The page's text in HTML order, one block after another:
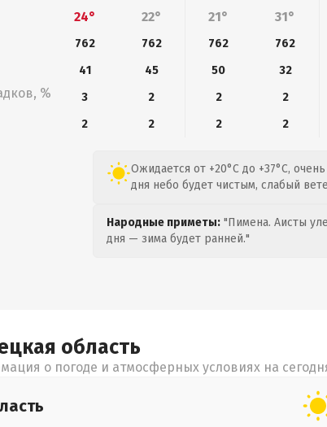
%
24°
22° 21° 31°
762 762 762 762
41
45 50 32
3
2 2 2
2
2 2 2
Ожидается от +20°C до +37°C,
дня небо будет чистым, слабый
Народные приметы: "Пимена. Аисты
дня — зима будет ранней."
область
о погоде и атмосферных условиях на